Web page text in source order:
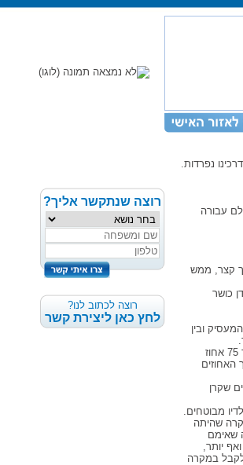
נפרדות.
20 (גברים מעל גיל 21) צריך לשלם עבורה
קצר, ממש
כושר
ובין
בחלוף תקופת ההמתנה (לרוב מדובר בשלושה חודשים), העובדת תקבל פנסיית נכות (עד 75 אחוז
האחוזים
שקרן
מבוטחים.
במקרה שהיתה
21, 20% מפנסיית הזקנה שאימם
יותר,
אמורה לקבל במקרה
רוצה שנתקשר אליך?
רוצה לכתוב לנו?
לחץ כאן ליצירת קשר